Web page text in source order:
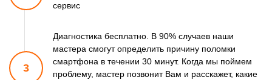
сервис
3
Диагностика бесплатно. В 90% случаев наши
мастера смогутопределить причину поломки
смартфона в течении 30 минут. Когда мы поймем
проблему, мастер позвонит Вам и расскажет, какие